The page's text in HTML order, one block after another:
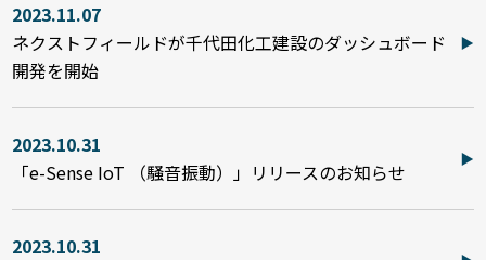
2023.11.07
ネクストフィールドが千代田化工建設のダッシュボード
開発を開始
2023.10.31
「e-Sense IoT （騒音振動）」リリースのお知らせ
2023.10.31